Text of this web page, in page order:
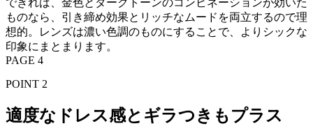
できれば、金色とダークトーンのコンビネーションが効いた
ものなら、引き締め効果とリッチなムードを両立するので理
想的。レンズは濃い色調のものにすることで、よりシックな
印象にまとまります。
PAGE 4
POINT 2
適度なドレス感とギラつきもプラス